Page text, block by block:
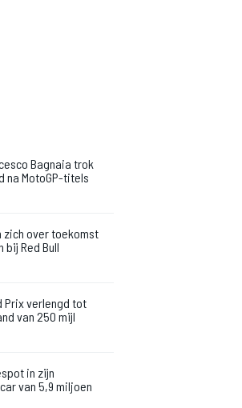
Bagnaia trok
na MotoGP-titels
zich over toekomst
bij Red Bull
Prix verlengd tot
van 250 mijl
in zijn
van 5,9 miljoen